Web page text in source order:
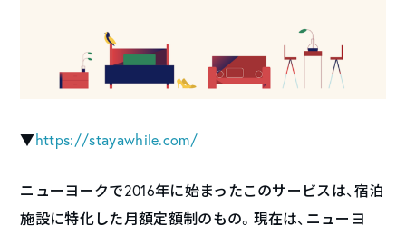
▼https://stayawhile.com/
ニューヨークで2016年に始まったこのサービスは、宿泊
施設に特化した月額定額制のもの。現在は、ニューヨ